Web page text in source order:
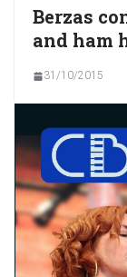
Berzas
and ham
31/10/2015